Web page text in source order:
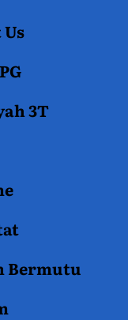
3T
Bermutu